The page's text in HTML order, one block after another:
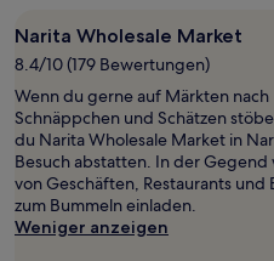
2 Erwachsenen
gefunden
wurde.
Preise
und
Verfügbarkeiten
können
sich
ändern.
Es
Narita Wholesale Market
8.4/10 (179 Bewertungen)
Wenn du gerne auf Märkten nach
Schnäppchen und Schätzen
du Narita Wholesale Market in
Besuch abstatten. In der Gegend
von Geschäften, Restaurants und
zum Bummeln einladen.
Weniger anzeigen